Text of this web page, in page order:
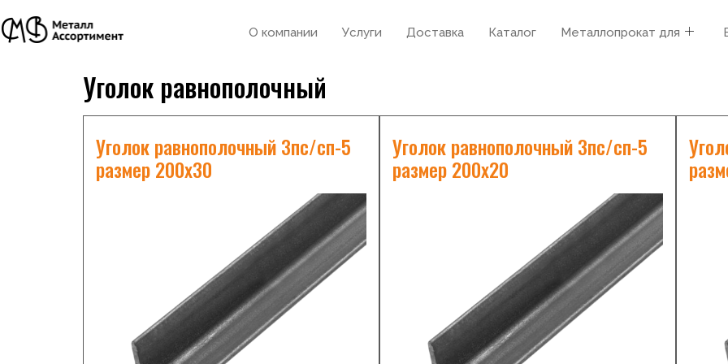
О компании Услуги Доставка Каталог Металлопрокат для
Уголок равнополочный
Уголок равнополочный 3пс/сп-5
размер 200х30
Уголок равнополочный 3пс/сп-5
размер 200х20